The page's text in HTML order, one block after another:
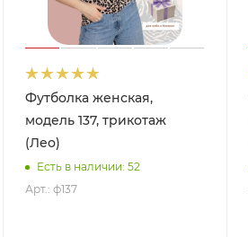
Футболка женская,
модель 137, трикотаж
(Лео)
Есть в наличии: 52
Арт.: ф137